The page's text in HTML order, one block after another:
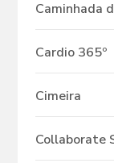
Caminhada
Cardio 365º
Cimeira
Collaborate